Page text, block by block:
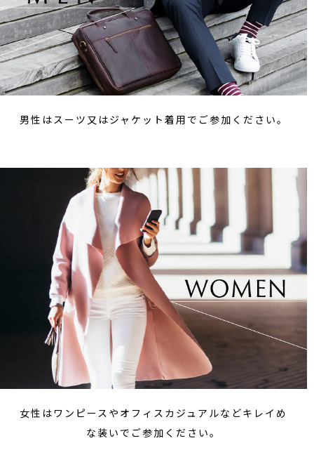
男性はスーツ又はジャケット着用でご参加ください。
女性はワンピースやオフィスカジュアルなどキレイめ
な装いでご参加ください。